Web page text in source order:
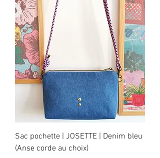
Sac pochette | JOSETTE | Denim bleu
(Anse corde au choix)